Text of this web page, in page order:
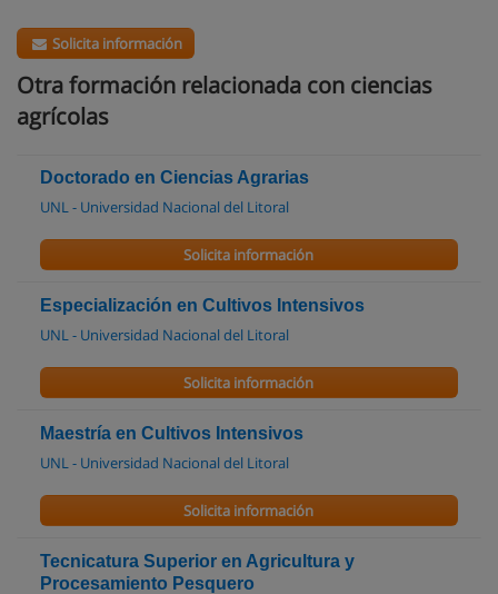
Solicita información
Otra formación relacionada con ciencias
agrícolas
Doctorado en Ciencias Agrarias
UNL - Universidad Nacional del Litoral
Solicita información
Especialización en Cultivos Intensivos
UNL - Universidad Nacional del Litoral
Solicita información
Maestría en Cultivos Intensivos
UNL - Universidad Nacional del Litoral
Solicita información
Tecnicatura Superior en Agricultura y
Procesamiento Pesquero